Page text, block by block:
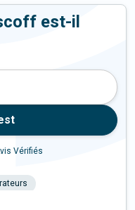
est-il
Vérifiés